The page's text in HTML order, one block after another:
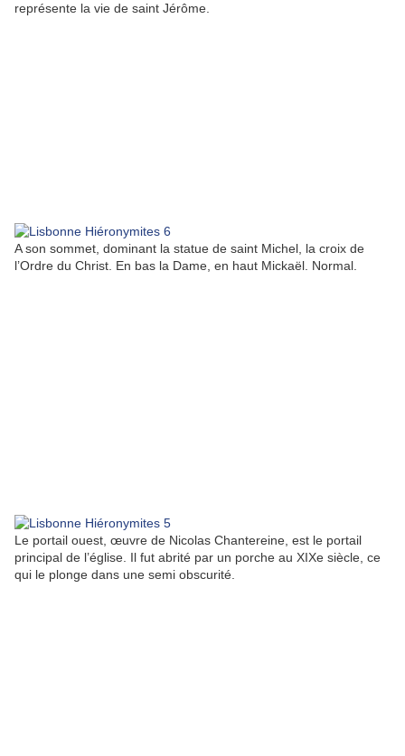
représente la vie de saint Jérôme.
A son sommet, dominant la statue de saint Michel, la croix de
l’Ordre du Christ. En bas la Dame, en haut Mickaël. Normal.
Le portail ouest, œuvre de Nicolas Chantereine, est le portail
principal de l’église. Il fut abrité par un porche au XIXe siècle, ce
qui le plonge dans une semi obscurité.